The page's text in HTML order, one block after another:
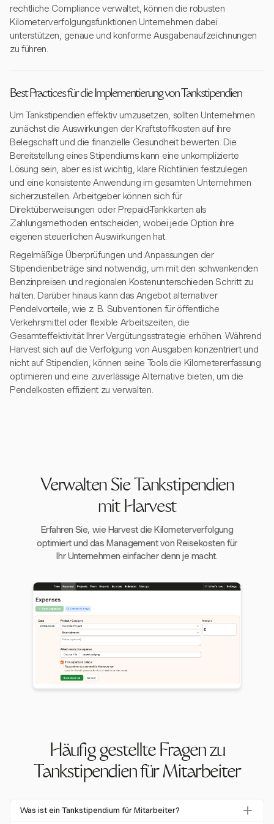
rechtliche Compliance verwaltet, können die robusten
Kilometerverfolgungsfunktionen Unternehmen dabei
unterstützen, genaue und konforme Ausgabenaufzeichnungen
zu führen.
Best Practices für die Implementierung von Tankstipendien
Um Tankstipendien effektiv umzusetzen, sollten Unternehmen
zunächst die Auswirkungen der Kraftstoffkosten auf ihre
Belegschaft und die finanzielle Gesundheit bewerten. Die
Bereitstellung eines Stipendiums kann eine unkomplizierte
Lösung sein, aber es ist wichtig, klare Richtlinien festzulegen
und eine konsistente Anwendung im gesamten Unternehmen
sicherzustellen. Arbeitgeber können sich für
Direktüberweisungen oder Prepaid-Tankkarten als
Zahlungsmethoden entscheiden, wobei jede Option ihre
eigenen steuerlichen Auswirkungen hat.
Regelmäßige Überprüfungen und Anpassungen der
Stipendienbeträge sind notwendig, um mit den schwankenden
Benzinpreisen und regionalen Kostenunterschieden Schritt zu
halten. Darüber hinaus kann das Angebot alternativer
Pendelvorteile, wie z. B. Subventionen für öffentliche
Verkehrsmittel oder flexible Arbeitszeiten, die
Gesamteffektivität Ihrer Vergütungsstrategie erhöhen. Während
Harvest sich auf die Verfolgung von Ausgaben konzentriert und
nicht auf Stipendien, können seine Tools die Kilometererfassung
optimieren und eine zuverlässige Alternative bieten, um die
Pendelkosten effizient zu verwalten.
Verwalten Sie Tankstipendien
mit Harvest
Erfahren Sie, wie Harvest die Kilometerverfolgung
optimiert und das Management von Reisekosten für
Ihr Unternehmen einfacher denn je macht.
Häufig gestellte Fragen zu
Tankstipendien für Mitarbeiter
Was ist ein Tankstipendium für Mitarbeiter?